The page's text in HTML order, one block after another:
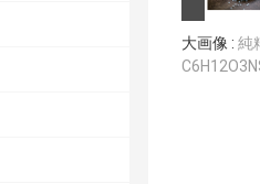
大画像 : 純